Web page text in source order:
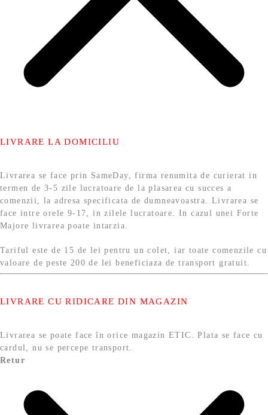
LIVRARE LA DOMICILIU
Livrarea se face prin SameDay, firma renumita de curierat in
termen de 3-5 zile lucratoare de la plasarea cu succes a
comenzii, la adresa specificata de dumneavoastra. Livrarea se
face intre orele 9-17, in zilele lucratoare. In cazul unei Forte
Majore livrarea poate intarzia.
Tariful este de 15 de lei pentru un colet, iar toate comenzile cu
valoare de peste 200 de lei beneficiaza de transport gratuit.
LIVRARE CU RIDICARE DIN MAGAZIN
Livrarea se poate face în orice magazin ETIC. Plata se face cu
cardul, nu se percepe transport.
Retur